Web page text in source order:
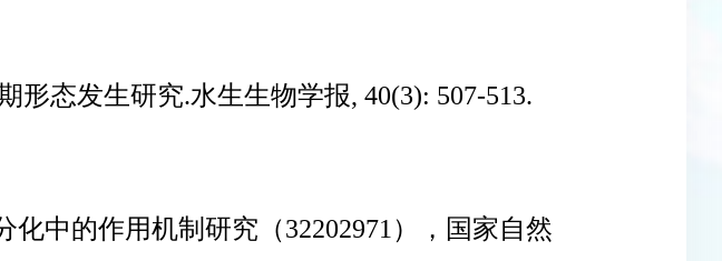
形态发生研究.水生生物学报, 40(3): 507-513.
中的作用机制研究（32202971），国家自然